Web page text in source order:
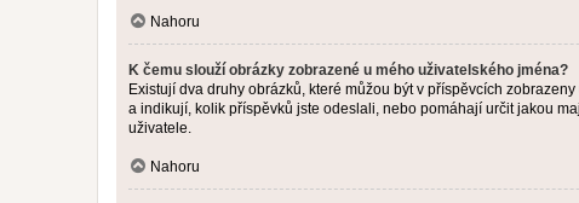
Nahoru
K čemu slouží obrázky zobrazené u mého uživatelského jména?
Existují dva druhy obrázků, které můžou být v příspěvcích
a indikují, kolik příspěvků jste odeslali, nebo pomáhají určit jakou
uživatele.
Nahoru